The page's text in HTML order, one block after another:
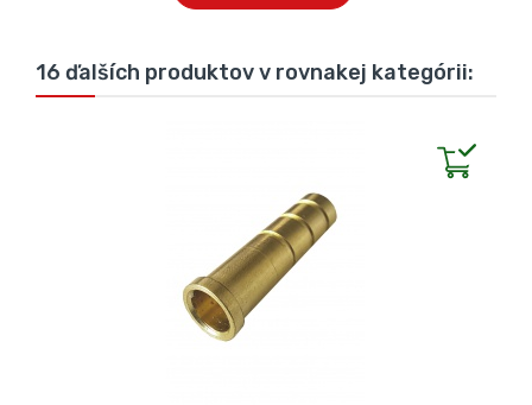
16 ďalších produktov v rovnakej kategórii: